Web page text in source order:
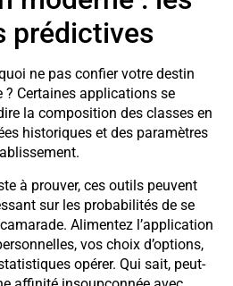
prédictives
ne pas confier votre destin
Certaines applications se
la composition des classes en
historiques et des paramètres
à prouver, ces outils peuvent
sur les probabilités de se
Alimentez l’application
vos choix d’options,
opérer. Qui sait, peut-